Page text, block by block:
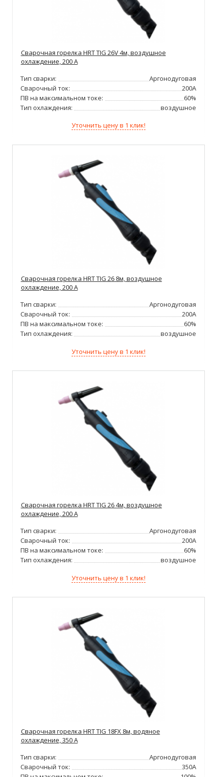
Сварочная горелка HRT TIG 26V 4м, воздушное
охлаждение, 200 А
Тип сварки:
Аргонодуговая
Сварочный ток:
200А
ПВ на максимальном токе:
60%
Тип охлаждения:
воздушное
Уточнить цену в 1 клик!
Сварочная горелка HRT TIG 26 8м, воздушное
охлаждение, 200 А
Тип сварки:
Аргонодуговая
Сварочный ток:
200А
ПВ на максимальном токе:
60%
Тип охлаждения:
воздушное
Уточнить цену в 1 клик!
Сварочная горелка HRT TIG 26 4м, воздушное
охлаждение, 200 А
Тип сварки:
Аргонодуговая
Сварочный ток:
200А
ПВ на максимальном токе:
60%
Тип охлаждения:
воздушное
Уточнить цену в 1 клик!
Сварочная горелка HRT TIG 18FX 8м, водяное
охлаждение, 350 А
Тип сварки:
Аргонодуговая
Сварочный ток:
350А